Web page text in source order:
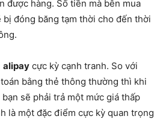
được hàng. Số tiền mà bên mua
đóng băng tạm thời cho đến thời
alipay cực kỳ cạnh tranh. So với
bằng thẻ thông thường thì khi
sẽ phải trả một mức giá thấp
là một đặc điểm cực kỳ quan trọng